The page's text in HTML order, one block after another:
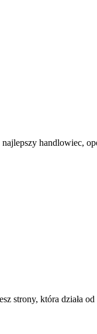
handlowiec,
strony, która